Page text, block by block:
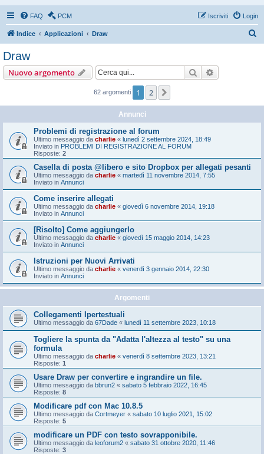
FAQ PCM Login
Iscriviti
Indice Applicazioni Draw
Draw
Nuovo argomento Cerca
62 argomenti 1 2
Annunci
Problemi di registrazione al forum
Ultimo messaggio da charlie « lunedì 2 settembre 2024, 18:49
Inviato in PROBLEMI DI REGISTRAZIONE AL FORUM
Risposte: 2
Casella di posta @libero e sito Dropbox per allegati pesanti
Ultimo messaggio da charlie « martedì 11 novembre 2014, 7:55
Inviato in Annunci
Come inserire allegati
Ultimo messaggio da charlie « giovedì 6 novembre 2014, 19:18
Inviato in Annunci
[Risolto] Come aggiungerlo
Ultimo messaggio da charlie « giovedì 15 maggio 2014, 14:23
Inviato in Annunci
Istruzioni per Nuovi Arrivati
Ultimo messaggio da charlie « venerdì 3 gennaio 2014, 22:30
Inviato in Annunci
Argomenti
Collegamenti Ipertestuali
Ultimo messaggio da 67Dade « lunedì 11 settembre 2023, 10:18
Togliere la spunta da "Adatta l'altezza al testo" su una
formula
Ultimo messaggio da charlie « venerdì 8 settembre 2023, 13:21
Risposte: 1
Usare Draw per convertire e ingrandire un file.
Ultimo messaggio da bbrun2 « sabato 5 febbraio 2022, 16:45
Risposte: 8
Modificare pdf con Mac 10.8.5
Ultimo messaggio da Cortmeyer « sabato 10 luglio 2021, 15:02
Risposte: 5
modificare un PDF con testo sovrapponibile.
Ultimo messaggio da leoforum2 « sabato 31 ottobre 2020, 11:46
Risposte: 3